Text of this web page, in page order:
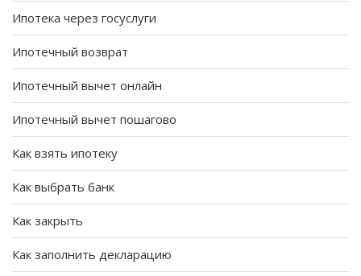
Ипотека через госуслуги
Ипотечный возврат
Ипотечный вычет онлайн
Ипотечный вычет пошагово
Как взять ипотеку
Как выбрать банк
Как закрыть
Как заполнить декларацию